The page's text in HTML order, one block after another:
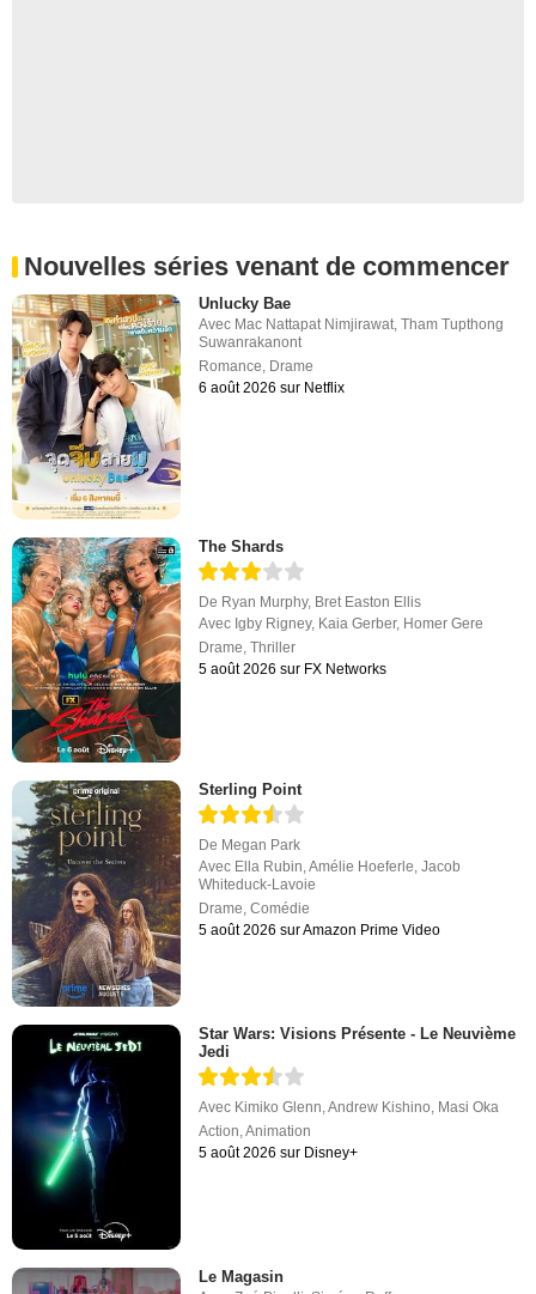
Nouvelles séries venant de commencer
Unlucky Bae
Avec Mac Nattapat Nimjirawat ,Tham Tupthong
Suwanrakanont
Romance Drame
6 août 2026 sur Netflix
The Shards
De Ryan Murphy, Bret Easton Ellis
Avec Igby Rigney, Kaia Gerber, Homer Gere
Drame,Thriller
5 août 2026 sur FX Networks
Sterling Point
De Megan Park
Avec Ella Rubin,Amélie Hoeferle,Jacob
Whiteduck-Lavoie
Drame,Comédie
5 août 2026 sur Amazon Prime Video
Star Wars: Visions Présente - Le Neuvième
Jedi
Avec Kimiko Glenn ,Andrew Kishino Masi Oka
Action ,Animation
5 août 2026 sur Disney+
Le Magasin